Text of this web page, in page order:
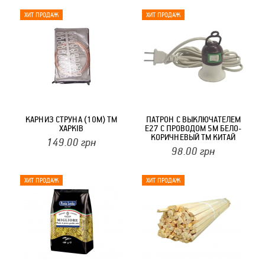
КАРНИЗ СТРУНА (10М) ТМ
ХАРКІВ
149.00 грн
ПАТРОН С ВЫКЛЮЧАТЕЛЕМ
E27 С ПРОВОДОМ 5М БЕЛО-
КОРИЧНЕВЫЙ ТМ КИТАЙ
98.00 грн